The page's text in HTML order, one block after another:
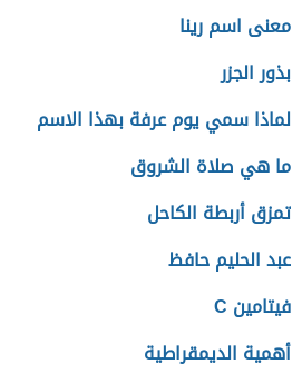
معنى اسم رينا
بذور الجزر
لماذا سمي يوم عرفة بهذا الاسم
ما هي صلاة الشروق
تمزق أربطة الكاحل
عبد الحليم حافظ
فيتامين C
أهمية الديمقراطية